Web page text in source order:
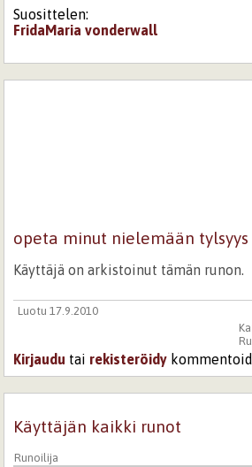
Suosittelen:
FridaMaria vonderwall
opeta minut nielemään tylsyys
Käyttäjä on arkistoinut tämän runon.
Luotu 17.9.2010
Kirjaudu tai rekisteröidy
Käyttäjän kaikki runot
Runoilija